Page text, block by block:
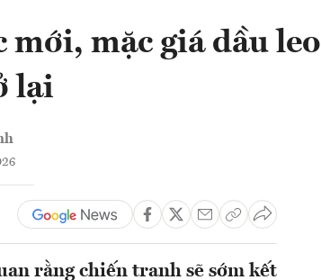
mặc giá dầu leo
lại
rằng chiến tranh sẽ sớm kết